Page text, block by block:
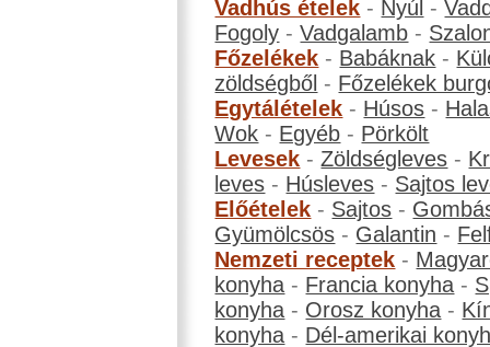
Vadhús ételek - Nyúl -
Fogoly -Vadgalamb -
Főzelékek - Babáknak -
zöldségből - Főzelékek
Egytálételek - Húsos -
Wok - Egyéb - Pörkölt
Levesek -Zöldségleves -
leves - Húsleves - Sajtos
Előételek - Sajtos -
Gyümölcsös - Galantin -
Nemzeti receptek -
konyha - Francia konyha -
konyha - Orosz konyha -
konyha - Dél-amerikai